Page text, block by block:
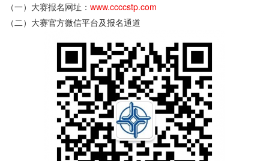
（一）大赛报名网址： www.ccccstp.com
（二）大赛官方微信平台及报名通道